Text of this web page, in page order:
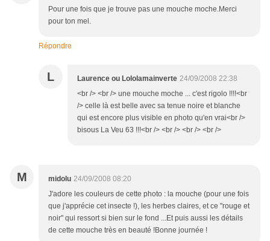
Pour une fois que je trouve pas une mouche moche.Merci
pour ton mel.
Répondre
L Laurence ou Lololamainverte 24/09/2008 22:38
<br /> <br /> une mouche moche ... c'est rigolo !!!!<br
/> celle là est belle avec sa tenue noire et blanche
qui est encore plus visible en photo qu'en vrai<br />
bisous La Veu 63 !!!<br /> <br /> <br /> <br />
M midolu 24/09/2008 08:20
J'adore les couleurs de cette photo : la mouche (pour une fois
que j'apprécie cet insecte !), les herbes claires, et ce "rouge et
noir" qui ressort si bien sur le fond ...Et puis aussi les détails
de cette mouche très en beauté !Bonne journée !